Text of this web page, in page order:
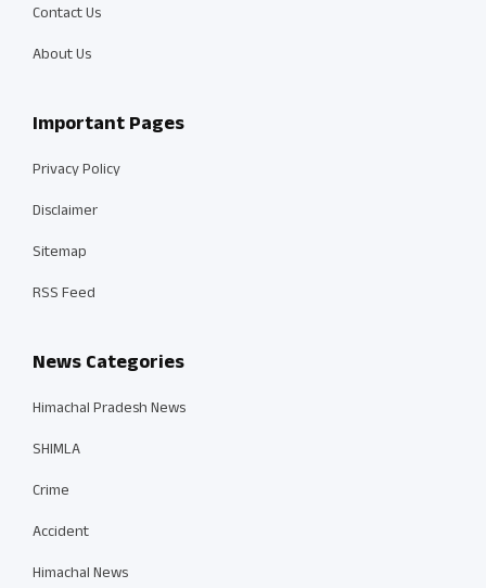
Contact Us
About Us
Important Pages
Privacy Policy
Disclaimer
Sitemap
RSS Feed
News Categories
Himachal Pradesh News
SHIMLA
Crime
Accident
Himachal News